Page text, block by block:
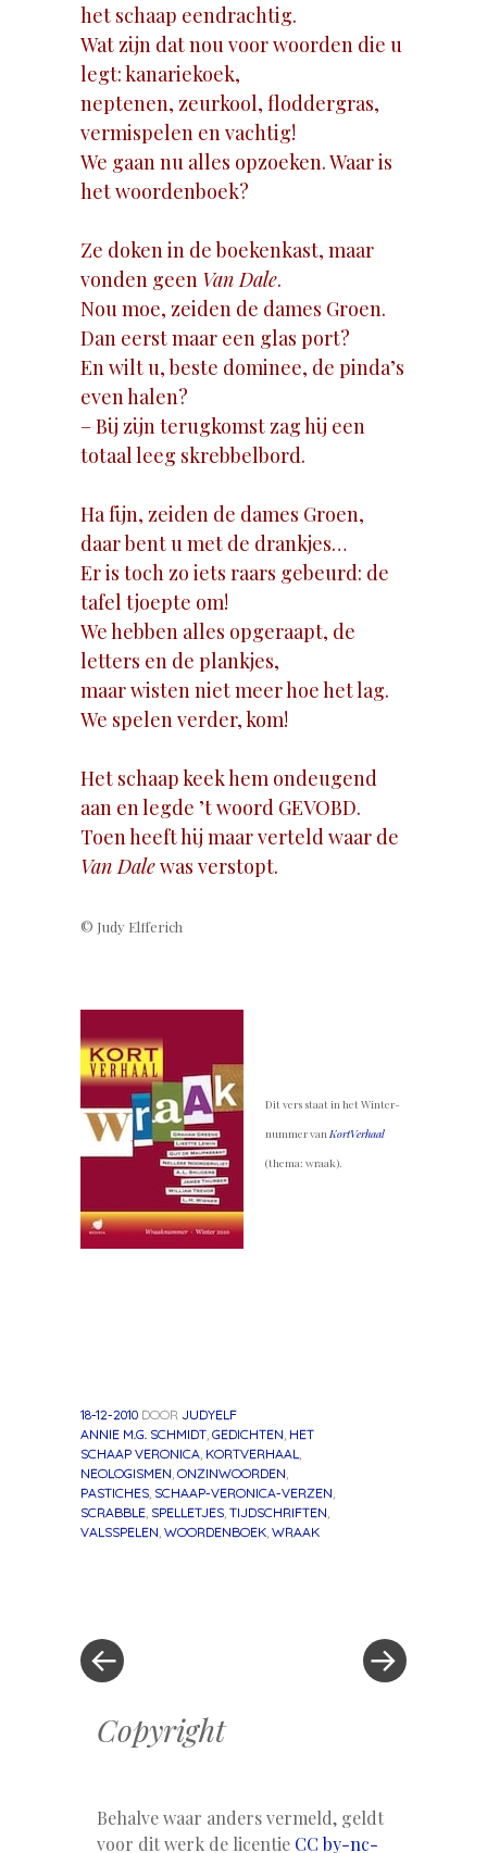
het schaap eendrachtig.
Wat zijn dat nou voor woorden die u
legt: kanariekoek,
neptenen, zeurkool, floddergras,
vermispelen en vachtig!
We gaan nu alles opzoeken. Waar is
het woordenboek?
Ze doken in de boekenkast, maar
vonden geen Van Dale.
Nou moe, zeiden de dames Groen.
Dan eerst maar een glas port?
En wilt u, beste dominee, de pinda’s
even halen?
– Bij zijn terugkomst zag hij een
totaal leeg skrebbelbord.
Ha fijn, zeiden de dames Groen,
daar bent u met de drankjes…
Er is toch zo iets raars gebeurd: de
tafel tjoepte om!
We hebben alles opgeraapt, de
letters en de plankjes,
maar wisten niet meer hoe het lag.
We spelen verder, kom!
Het schaap keek hem ondeugend
aan en legde ’t woord GEVOBD.
Toen heeft hij maar verteld waar de
Van Dalewas verstopt.
© Judy Elfferich
Dit vers staat in het Winter­
nummer vanKortVerhaal
(thema: wraak).
18-12-2010 DOOR JUDYELF
ANNIE M.G. SCHMIDT GEDICHTEN HET
SCHAAP VERONICA KORTVERHAAL
NEOLOGISMEN ONZINWOORDEN
PASTICHES SCHAAP-VERONICA-VERZEN
SCRABBLE SPELLETJES TIJDSCHRIFTEN
VALSSPELEN WOORDENBOEK WRAAK
Copyright
Behalve waar anders vermeld, geldt
voor dit werk de licentie CC by-nc-